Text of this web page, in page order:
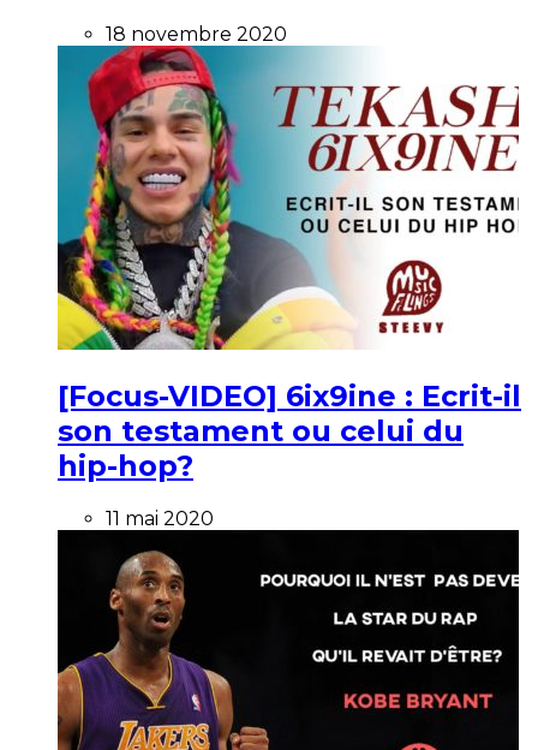
18 novembre 2020
[Focus-VIDEO] 6ix9ine : Ecrit-il
son testament ou celui du
hip-hop?
11 mai 2020